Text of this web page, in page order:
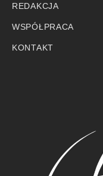
REDAKCJA
WSPÓŁPRACA
KONTAKT